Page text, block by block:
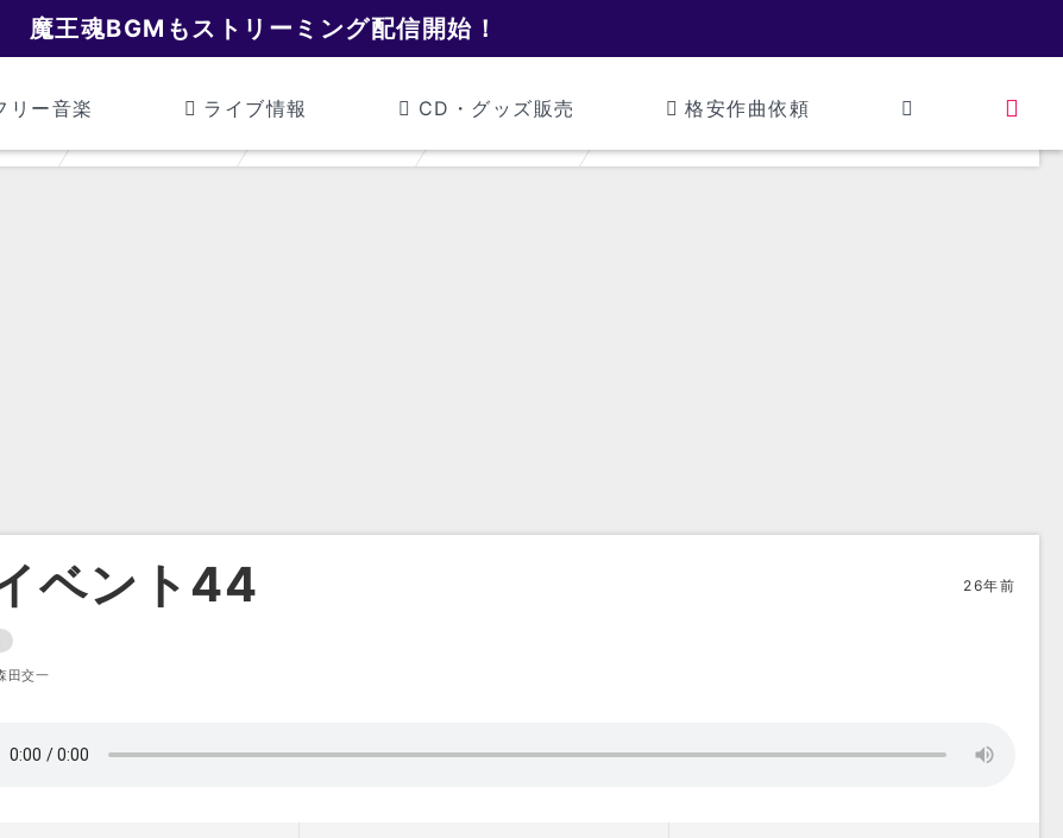
魔王魂BGMもストリーミング配信開始！
リー音楽 ライブ情報 CD・グッズ販売
格安作曲依頼
ベント44 26年前
田交一